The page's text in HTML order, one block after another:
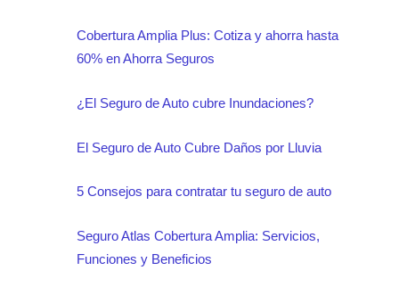
Cobertura Amplia Plus: Cotiza y ahorra hasta
60% en Ahorra Seguros
¿El Seguro de Auto cubre Inundaciones?
El Seguro de Auto Cubre Daños por Lluvia
5 Consejos para contratar tu seguro de auto
Seguro Atlas Cobertura Amplia: Servicios,
Funciones y Beneficios